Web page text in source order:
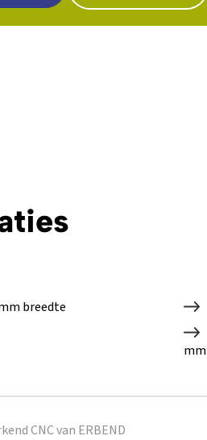
breedte
mm
CNC van ERBEND